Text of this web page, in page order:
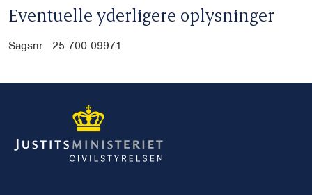
Eventuelle yderligere oplysninger
Sagsnr. 25-700-09971